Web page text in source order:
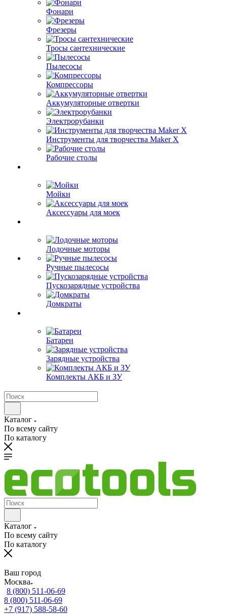
Фонари
Фрезеры
Тросы сантехнические
Пылесосы
Компрессоры
Аккумуляторные отвертки
Электрорубанки
Инструменты для творчества Maker X
Рабочие столы
Мойки
Аксессуары для моек
Лодочные моторы
Ручные пылесосы
Пускозарядные устройства
Домкраты
Батареи
Зарядные устройства
Комплекты АКБ и ЗУ
Каталог
По всему сайту
По каталогу
Каталог
По всему сайту
По каталогу
Ваш город
Москва
8 (800) 511-06-69
8 (800) 511-06-69
+7 (917) 588-58-60